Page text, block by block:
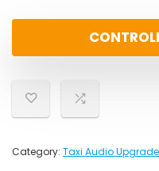
Category: Taxi Audio